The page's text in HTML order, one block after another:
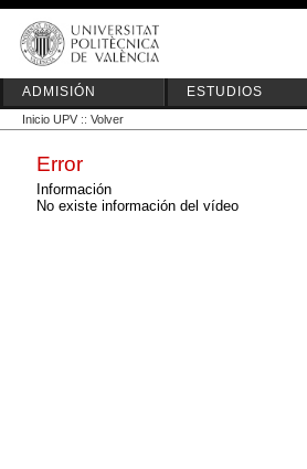
ADMISIÓN ESTUDIOS
Inicio UPV :: Volver
Error
Información
No existe información del vídeo